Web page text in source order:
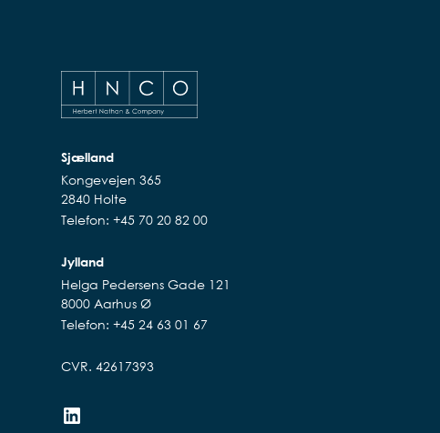
Sjælland
Kongevejen 365
2840 Holte
Telefon: +45 70 20 82 00
Jylland
Helga Pedersens Gade 121
8000 Aarhus Ø
Telefon: +45 24 63 01 67
CVR. 42617393